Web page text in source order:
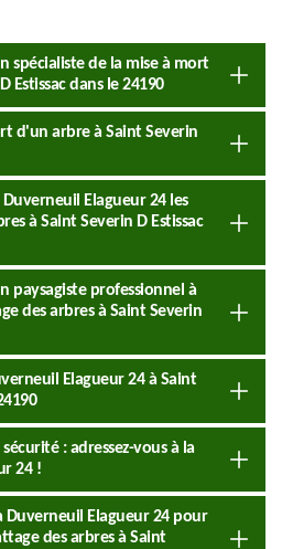
spécialiste de la mise à mort
Estissac dans le 24190
d'un arbre à Saint Severin
Elagueur 24 les
à Saint Severin D Estissac
paysagiste professionnel à
des arbres à Saint Severin
Elagueur 24 à Saint
: adressez-vous à la
24 !
Duverneuil Elagueur 24 pour
des arbres à Saint